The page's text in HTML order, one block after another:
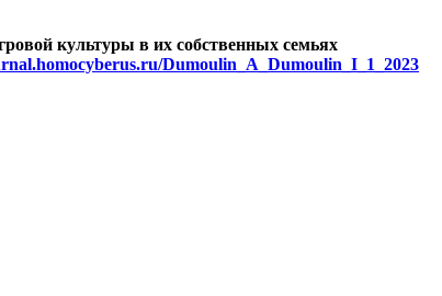
культуры в их собственных семьях
Dumoulin_A_Dumoulin_I_1_2023